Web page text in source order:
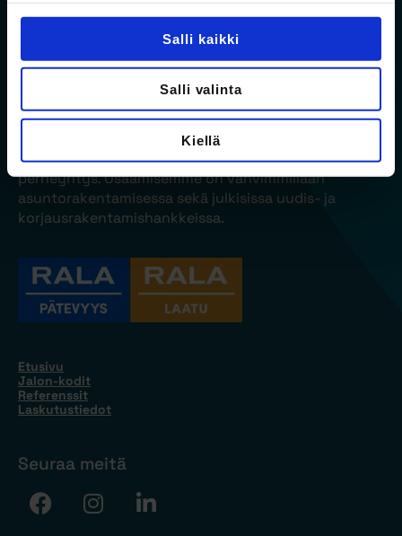
Salli kaikki
Salli valinta
Kiellä
Jalon on kiinteistökehittämiseen ja
talonrakennuskohteiden urakointiin keskittynyt
perheyritys. Osaamisemme on vahvimmillaan
asuntorakentamisessa sekä julkisissa uudis- ja
korjausrakentamishankkeissa.
Etusivu
Jalon-kodit
Referenssit
Laskutustiedot
Seuraa meitä